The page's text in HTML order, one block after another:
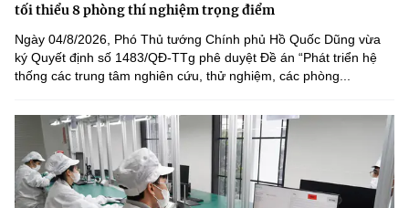
tối thiểu 8 phòng thí nghiệm trọng điểm
Ngày 04/8/2026, Phó Thủ tướng Chính phủ Hồ Quốc Dũng vừa
ký Quyết định số 1483/QĐ-TTg phê duyệt Đề án “Phát triển hệ
thống các trung tâm nghiên cứu, thử nghiệm, các phòng...